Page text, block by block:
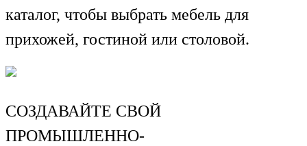
каталог, чтобы выбрать мебель для
прихожей, гостиной или столовой.
СОЗДАВАЙТЕ СВОЙ
ПРОМЫШЛЕННО-